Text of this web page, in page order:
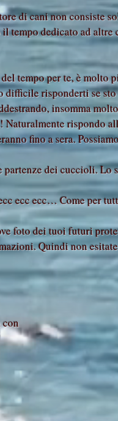
di cani non consiste
tempo dedicato ad altre
tempo per te, è molto
difficile risponderti se
insomma
rispondo
fino a sera.
dei cuccioli. Lo
ecc ecc… Come per
foto dei tuoi futuri
Quindi non